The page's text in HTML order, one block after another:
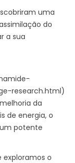
uma
do
a sua
research.html)
da
de energia, o
potente
exploramos o